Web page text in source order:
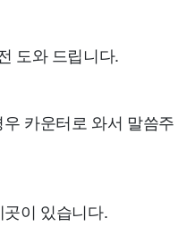
도와 드립니다.
카운터로 와서 말씀주
이 있습니다.